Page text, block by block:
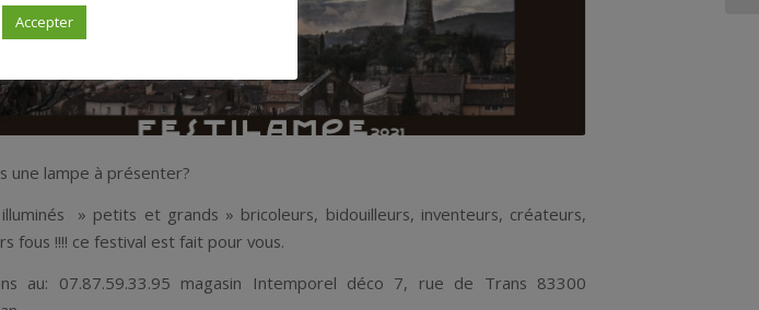
une lampe à présenter?
» petits et grands » bricoleurs, bidouilleurs, inventeurs, créateurs,
fous !!!! ce festival est fait pour vous.
au: 07.87.59.33.95 magasin Intemporel déco 7, rue de Trans 83300
Accepter